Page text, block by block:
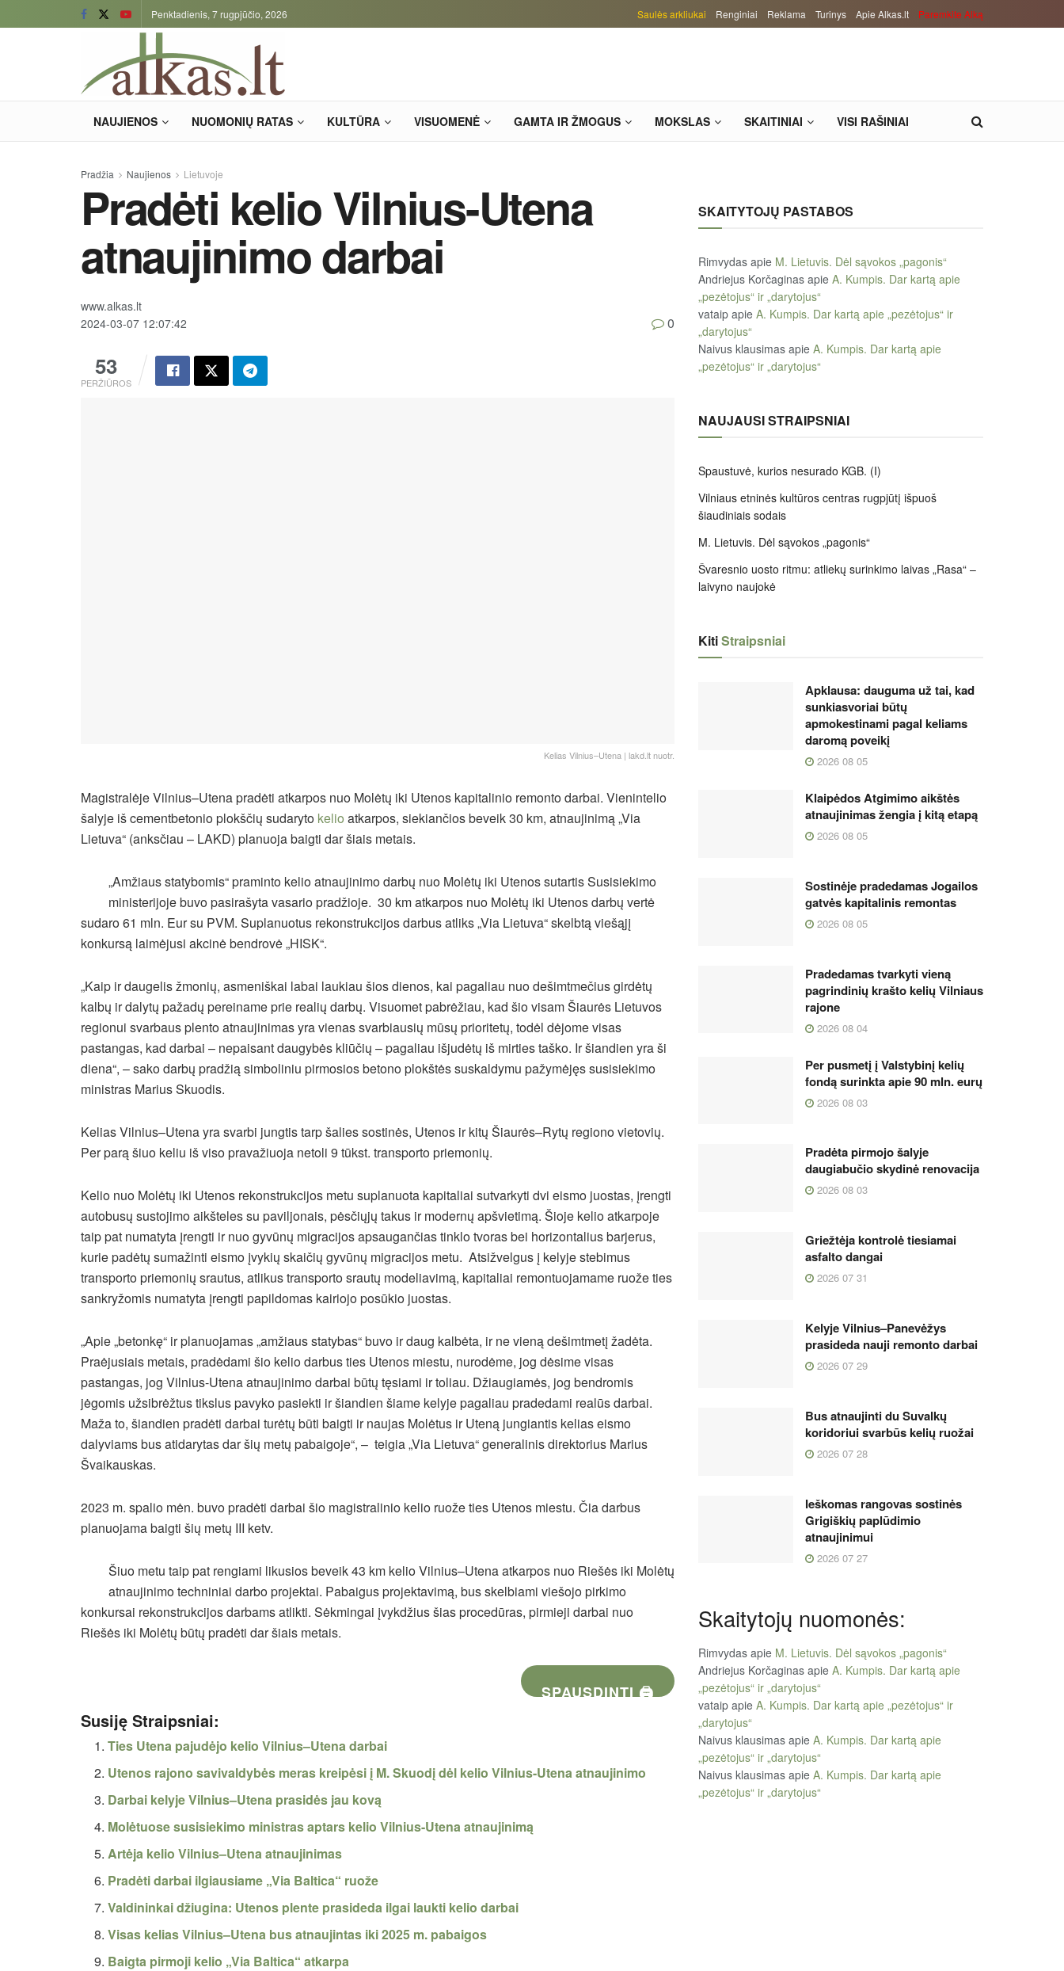
Penktadienis, 7 rugpjūčio, 2026 Saulės arkliukai Renginiai Reklama Turinys Apie Alkas.lt Paremkite Alką
NAUJIENOS NUOMONIŲ RATAS KULTŪRA VISUOMENĖ GAMTA IR ŽMOGUS MOKSLAS SKAITINIAI VISI RAŠINIAI
Pradžia Naujienos Lietuvoje
Pradėti kelio Vilnius-Utena
atnaujinimo darbai
www.alkas.lt
2024-03-07 12:07:42
53
PERŽIŪROS
0
Kelias Vilnius–Utena | lakd.lt nuotr.
Magistralėje Vilnius–Utena pradėti atkarpos nuo Molėtų iki Utenos kapitalinio remonto darbai. Vienintelio
šalyje iš cementbetonio plokščių sudaryto kelio atkarpos, siekiančios beveik 30 km, atnaujinimą „Via
Lietuva“ (anksčiau – LAKD) planuoja baigti dar šiais metais.
„Amžiaus statybomis“ praminto kelio atnaujinimo darbų nuo Molėtų iki Utenos sutartis Susisiekimo
ministerijoje buvo pasirašyta vasario pradžioje. 30 km atkarpos nuo Molėtų iki Utenos darbų vertė
sudaro 61 mln. Eur su PVM. Suplanuotus rekonstrukcijos darbus atliks „Via Lietuva“ skelbtą viešąjį
konkursą laimėjusi akcinė bendrovė „HISK“.
„Kaip ir daugelis žmonių, asmeniškai labai laukiau šios dienos, kai pagaliau nuo dešimtmečius girdėtų
kalbų ir dalytų pažadų pereiname prie realių darbų. Visuomet pabrėžiau, kad šio visam Šiaurės Lietuvos
regionui svarbaus plento atnaujinimas yra vienas svarbiausių mūsų prioritetų, todėl dėjome visas
pastangas, kad darbai – nepaisant daugybės kliūčių – pagaliau išjudėtų iš mirties taško. Ir šiandien yra ši
diena“, – sako darbų pradžią simboliniu pirmosios betono plokštės suskaldymu pažymėjęs susisiekimo
ministras Marius Skuodis.
Kelias Vilnius–Utena yra svarbi jungtis tarp šalies sostinės, Utenos ir kitų Šiaurės–Rytų regiono vietovių.
Per parą šiuo keliu iš viso pravažiuoja netoli 9 tūkst. transporto priemonių.
Kelio nuo Molėtų iki Utenos rekonstrukcijos metu suplanuota kapitaliai sutvarkyti dvi eismo juostas, įrengti
autobusų sustojimo aikšteles su paviljonais, pėsčiųjų takus ir modernų apšvietimą. Šioje kelio atkarpoje
taip pat numatyta įrengti ir nuo gyvūnų migracijos apsaugančias tinklo tvoras bei horizontalius barjerus,
kurie padėtų sumažinti eismo įvykių skaičių gyvūnų migracijos metu. Atsižvelgus į kelyje stebimus
transporto priemonių srautus, atlikus transporto srautų modeliavimą, kapitaliai remontuojamame ruože ties
sankryžomis numatyta įrengti papildomas kairiojo posūkio juostas.
„Apie „betonkę“ ir planuojamas „amžiaus statybas“ buvo ir daug kalbėta, ir ne vieną dešimtmetį žadėta.
Praėjusiais metais, pradėdami šio kelio darbus ties Utenos miestu, nurodėme, jog dėsime visas
pastangas, jog Vilnius-Utena atnaujinimo darbai būtų tęsiami ir toliau. Džiaugiamės, jog bendromis
jėgomis užsibrėžtus tikslus pavyko pasiekti ir šiandien šiame kelyje pagaliau pradedami realūs darbai.
Maža to, šiandien pradėti darbai turėtų būti baigti ir naujas Molėtus ir Uteną jungiantis kelias eismo
dalyviams bus atidarytas dar šių metų pabaigoje“, – teigia „Via Lietuva“ generalinis direktorius Marius
Švaikauskas.
2023 m. spalio mėn. buvo pradėti darbai šio magistralinio kelio ruože ties Utenos miestu. Čia darbus
planuojama baigti šių metų III ketv.
Šiuo metu taip pat rengiami likusios beveik 43 km kelio Vilnius–Utena atkarpos nuo Riešės iki Molėtų
atnaujinimo techniniai darbo projektai. Pabaigus projektavimą, bus skelbiami viešojo pirkimo
konkursai rekonstrukcijos darbams atlikti. Sėkmingai įvykdžius šias procedūras, pirmieji darbai nuo
Riešės iki Molėtų būtų pradėti dar šiais metais.
SPAUSDINTI 🖨
Susiję Straipsniai:
Ties Utena pajudėjo kelio Vilnius–Utena darbai
Utenos rajono savivaldybės meras kreipėsi į M. Skuodį dėl kelio Vilnius-Utena atnaujinimo
Darbai kelyje Vilnius–Utena prasidės jau kovą
Molėtuose susisiekimo ministras aptars kelio Vilnius-Utena atnaujinimą
Artėja kelio Vilnius–Utena atnaujinimas
Pradėti darbai ilgiausiame „Via Baltica“ ruože
Valdininkai džiugina: Utenos plente prasideda ilgai laukti kelio darbai
Visas kelias Vilnius–Utena bus atnaujintas iki 2025 m. pabaigos
Baigta pirmoji kelio „Via Baltica“ atkarpa
SKAITYTOJŲ PASTABOS
Rimvydas apie M. Lietuvis. Dėl sąvokos „pagonis“
Andriejus Korčaginas apie A. Kumpis. Dar kartą apie
„pezėtojus“ ir „darytojus“
vataip apie A. Kumpis. Dar kartą apie „pezėtojus“ ir
„darytojus“
Naivus klausimas apie A. Kumpis. Dar kartą apie
„pezėtojus“ ir „darytojus“
NAUJAUSI STRAIPSNIAI
Spaustuvė, kurios nesurado KGB. (I)
Vilniaus etninės kultūros centras rugpjūtį išpuoš
šiaudiniais sodais
M. Lietuvis. Dėl sąvokos „pagonis“
Švaresnio uosto ritmu: atliekų surinkimo laivas „Rasa“ –
laivyno naujokė
KitiStraipsniai
Apklausa: dauguma už tai, kad
sunkiasvoriai būtų
apmokestinami pagal keliams
daromą poveikį
2026 08 05
Klaipėdos Atgimimo aikštės
atnaujinimas žengia į kitą etapą
2026 08 05
Sostinėje pradedamas Jogailos
gatvės kapitalinis remontas
2026 08 05
Pradedamas tvarkyti vieną
pagrindinių krašto kelių Vilniaus
rajone
2026 08 04
Per pusmetį į Valstybinį kelių
fondą surinkta apie 90 mln. eurų
2026 08 03
Pradėta pirmojo šalyje
daugiabučio skydinė renovacija
2026 08 03
Griežtėja kontrolė tiesiamai
asfalto dangai
2026 07 31
Kelyje Vilnius–Panevėžys
prasideda nauji remonto darbai
2026 07 29
Bus atnaujinti du Suvalkų
koridoriui svarbūs kelių ruožai
2026 07 28
Ieškomas rangovas sostinės
Grigiškių paplūdimio
atnaujinimui
2026 07 27
Skaitytojų nuomonės:
Rimvydas apie M. Lietuvis. Dėl sąvokos „pagonis“
Andriejus Korčaginas apie A. Kumpis. Dar kartą apie
„pezėtojus“ ir „darytojus“
vataip apie A. Kumpis. Dar kartą apie „pezėtojus“ ir
„darytojus“
Naivus klausimas apie A. Kumpis. Dar kartą apie
„pezėtojus“ ir „darytojus“
Naivus klausimas apie A. Kumpis. Dar kartą apie
„pezėtojus“ ir „darytojus“